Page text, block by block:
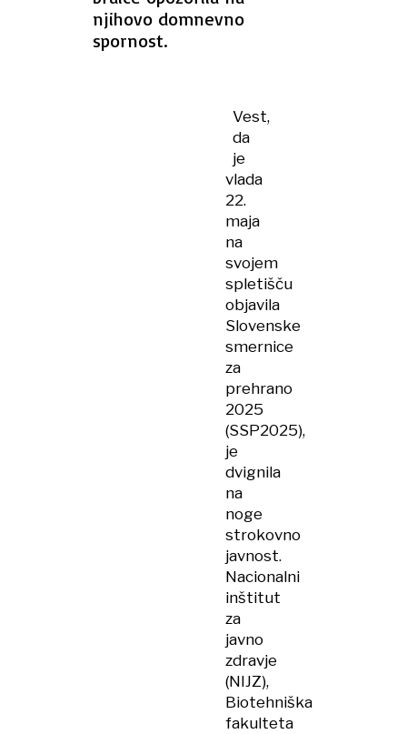
njihovo domnevno
spornost.
Vest,
da
je
vlada
22.
maja
na
svojem
spletišču
objavila
Slovenske
smernice
za
prehrano
2025
(SSP2025),
je
dvignila
na
noge
strokovno
javnost.
Nacionalni
inštitut
za
javno
zdravje
(NIJZ),
Biotehniška
fakulteta